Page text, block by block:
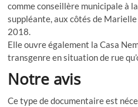
comme conseillère municipale à
suppléante, aux côtés de
2018.
Elle ouvre également la Casa
transgenre en situation de rue
Notre avis
Ce type de documentaire est